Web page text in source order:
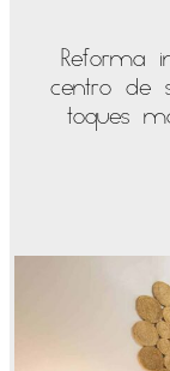
Reforma
centro de
toques